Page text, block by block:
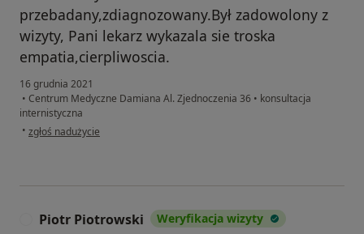
przebadany,zdiagnozowany.Był zadowolony z
wizyty, Pani lekarz wykazala sie troska
empatia,cierpliwoscia.
16 grudnia 2021
• Centrum Medyczne Damiana Al. Zjednoczenia 36 • konsultacja
internistyczna
• w opinii użytkownika Joanna
zgłoś nadużycie
Piotr Piotrowski Weryfikacja wizyty